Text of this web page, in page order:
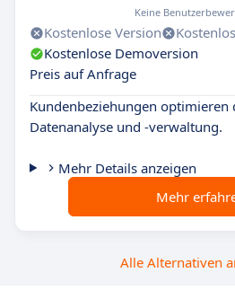
Keine
Kostenlose Version
Kostenlose Demoversion
Preis auf Anfrage
Kundenbeziehungen
Datenanalyse und -verwaltung.
Mehr Details anzeigen
Mehr
Alle Alternativen